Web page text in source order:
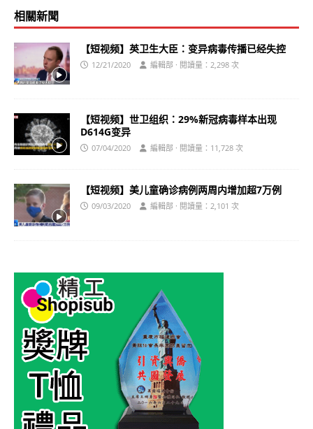
相關新聞
【短视频】英卫生大臣：变异病毒传播已经失控
12/21/2020 編輯部 · 閱讀量：2,298 次
【短视频】世卫组织：29%新冠病毒样本出现
D614G变异
07/04/2020 編輯部 · 閱讀量：11,728 次
【短视频】美儿童确诊病例两周内增加超7万例
09/03/2020 編輯部 · 閱讀量：2,101 次